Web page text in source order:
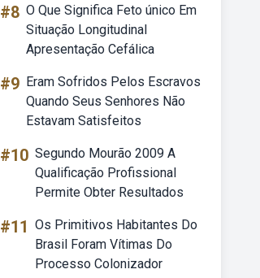
#8 O Que Significa Feto único Em
Situação Longitudinal
Apresentação Cefálica
#9 Eram Sofridos Pelos Escravos
Quando Seus Senhores Não
Estavam Satisfeitos
#10 Segundo Mourão 2009 A
Qualificação Profissional
Permite Obter Resultados
#11 Os Primitivos Habitantes Do
Brasil Foram Vítimas Do
Processo Colonizador